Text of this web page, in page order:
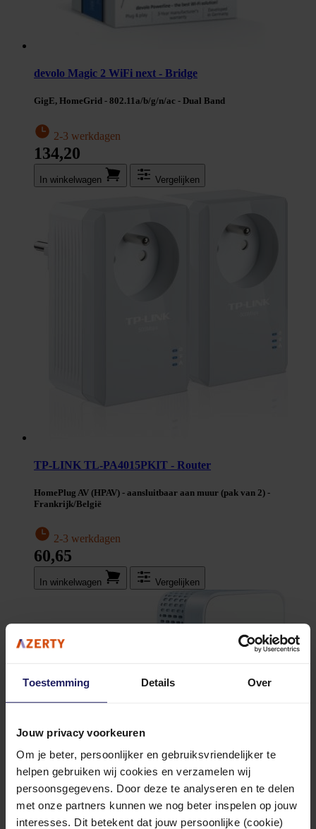
Toestemming Details Over
Jouw privacy voorkeuren
Om je beter, persoonlijker en gebruiksvriendelijker te
helpen gebruiken wij cookies en verzamelen wij
persoonsgegevens. Door deze te analyseren en te delen
met onze partners kunnen we nog beter inspelen op jouw
interesses. Dit betekent dat jouw persoonlijke (cookie)
devolo Magic 2 WiFi next - Bridge
GigE, HomeGrid - 802.11a/b/g/n/ac - Dual Band
2-3 werkdagen
134,20
In winkel­wagen Vergelijken
TP-LINK TL-PA4015PKIT - Router
HomePlug AV (HPAV) - aansluitbaar aan muur (pak van 2) -
Frankrijk/België
2-3 werkdagen
60,65
In winkel­wagen Vergelijken